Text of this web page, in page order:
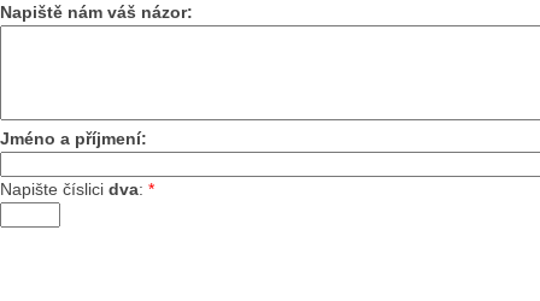
Napiště nám váš názor:
Jméno a příjmení:
Napište číslici dva: *